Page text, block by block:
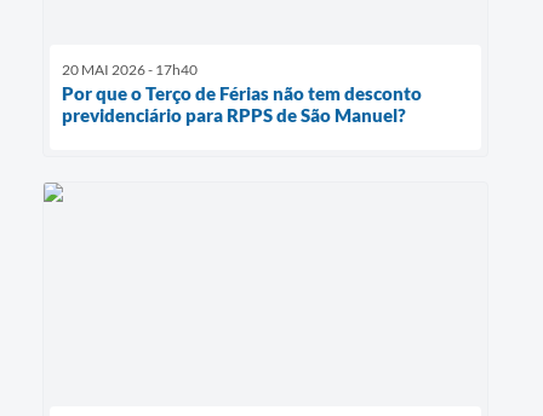
20 MAI 2026 - 17h40
Por que o Terço de Férias não tem desconto
previdenciário para RPPS de São Manuel?